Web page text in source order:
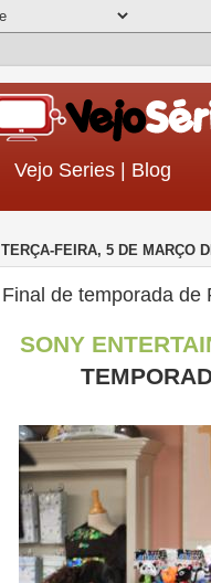
Vejo Series | Blog
TERÇA-FEIRA, 5 DE MARÇO
Final de temporada de
SONY